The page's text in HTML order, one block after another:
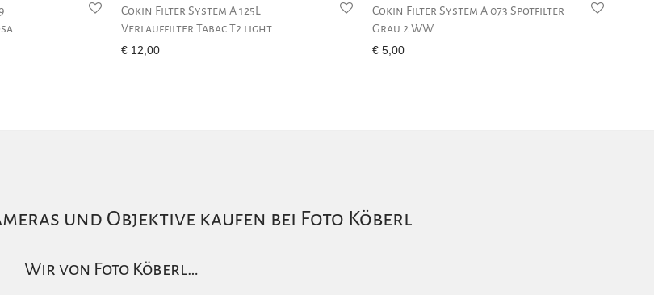
Cokin Filter System A 125L
Verlauffilter Tabac T2 light
€ 12,00
Cokin Filter System A 073 Spotfilter
Grau 2 WW
€ 5,00
und Objektive kaufen bei Foto Köberl
Wir von Foto Köberl…